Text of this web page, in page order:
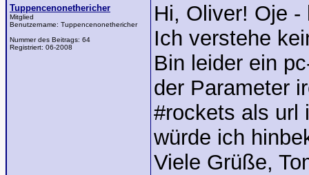
Tuppencenonethericher
Mitglied
Benutzername: Tuppencenonethericher
Nummer des Beitrags: 64
Registriert: 06-2008
Hi, Oliver! Oje
Ich verstehe
Bin leider ein
der Parameter
#rockets als url
würde ich
Viele Grüße,